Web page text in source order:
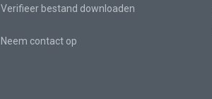
Verifieer bestand downloaden
Neem contact op